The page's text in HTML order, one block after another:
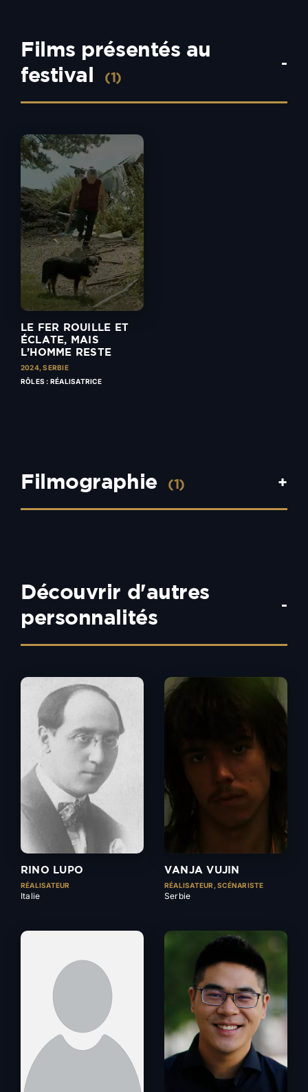
Films présentés au
festival
(1)
-
LE FER ROUILLE ET
ÉCLATE, MAIS
L’HOMME RESTE
2024,SERBIE
RÔLES : RÉALISATRICE
Filmographie (1) +
Découvrir d'autres
personnalités
-
RINO LUPO
RÉALISATEUR
Italie
VANJA VUJIN
RÉALISATEUR, SCÉNARISTE
Serbie